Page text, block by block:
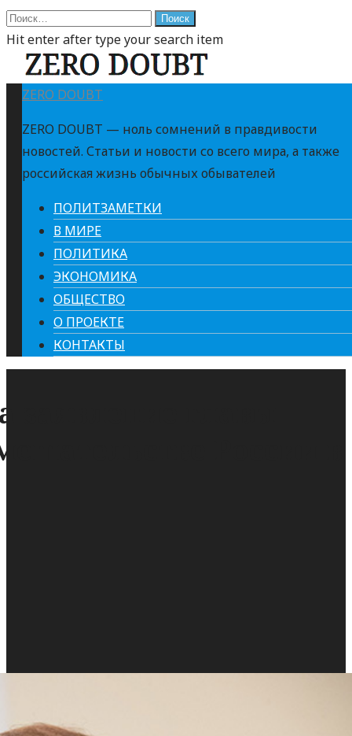
Найти:
Hit enter after type your search item
ZERO DOUBT
ZERO DOUBT — ноль сомнений в правдивости
новостей. Статьи и новости со всего мира, а также
российская жизнь обычных обывателей
ПОЛИТЗАМЕТКИ
В МИРЕ
ПОЛИТИКА
ЭКОНОМИКА
ОБЩЕСТВО
О ПРОЕКТЕ
КОНТАКТЫ
заявление главы
России в